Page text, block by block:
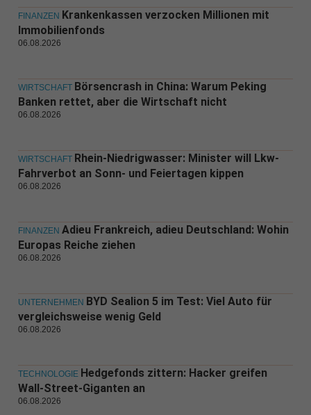
FINANZEN Krankenkassen verzocken Millionen mit
Immobilienfonds
06.08.2026
WIRTSCHAFT Börsencrash in China: Warum Peking
Banken rettet, aber die Wirtschaft nicht
06.08.2026
WIRTSCHAFT Rhein-Niedrigwasser: Minister will Lkw-
Fahrverbot an Sonn- und Feiertagen kippen
06.08.2026
FINANZEN Adieu Frankreich, adieu Deutschland: Wohin
Europas Reiche ziehen
06.08.2026
UNTERNEHMEN BYD Sealion 5 im Test: Viel Auto für
vergleichsweise wenig Geld
06.08.2026
TECHNOLOGIE Hedgefonds zittern: Hacker greifen
Wall-Street-Giganten an
06.08.2026